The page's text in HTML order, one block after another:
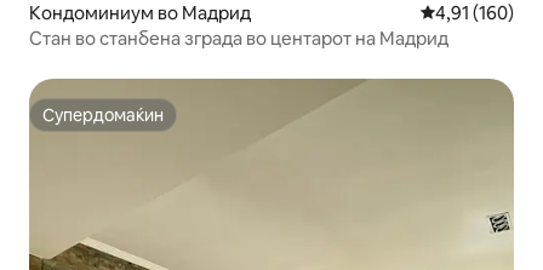
Кондоминиум во Мадрид Просечна
4,91 (160)
Стан во станбена зграда во центарот на Мадрид
Супердомаќин
Супердомаќин